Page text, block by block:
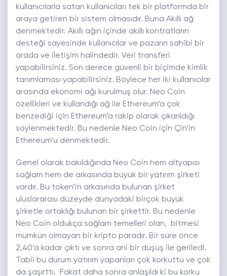
kullanıcılarla satan kullanıcıları tek bir platformda bir
araya getiren bir sistem olmasıdır. Buna Akıllı ağ
denmektedir. Akıllı ağın içinde akıllı kontratların
desteği sayesinde kullanıcılar ve pazarın sahibi bir
arada ve iletişim halindedir. Veri transferi
yapabilirsiniz. Son derece güvenli bir biçimde kimlik
tanımlaması yapabilirsiniz. Böylece her iki kullanıcılar
arasında ekonomi ağı kurulmuş olur. Neo Coin
özellikleri ve kullandığı ağ ile Ethereum’a çok
benzediği için Ethereum’a rakip olarak çıkarıldığı
söylenmektedir. Bu nedenle Neo Coin için Çin’in
Ethereum’u denmektedir.
Genel olarak bakıldığında Neo Coin hem altyapısı
sağlam hem de arkasında büyük bir yatırım şirketi
vardır. Bu token’in arkasında bulunan şirket
uluslararası düzeyde dünyadaki birçok büyük
şirketle ortaklığı bulunan bir şirkettir. Bu nedenle
Neo Coin oldukça sağlam temelleri olan, bitmesi
mümkün olmayan bir kripto paradır. Bir süre önce
2,40’a kadar çıktı ve sonra ani bir düşüş ile geriledi.
Tabii bu durum yatırım yapanları çok korkuttu ve çok
da şaşırttı. Fakat daha sonra anlaşıldı ki bu korku